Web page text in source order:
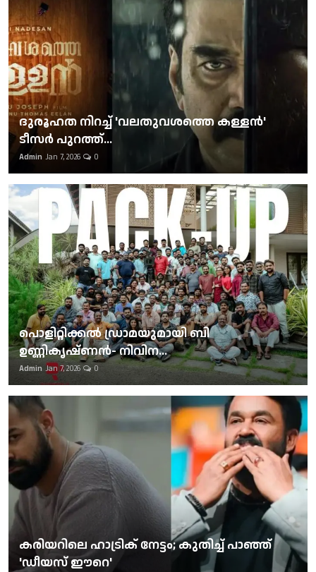
ദുരൂഹത നിറച്ച് 'വലതുവശത്തെ കള്ളന്‍'
ടീസര്‍ പുറത്ത്...
Admin Jan 7, 2026 0
പൊളിറ്റിക്കല്‍ ഡ്രാമയുമായി ബി
ഉണ്ണികൃഷ്ണന്‍- നിവിന...
Admin Jan 7, 2026 0
കരിയറിലെ ഹാട്രിക് നേട്ടം; കുതിച്ച് പാഞ്ഞ്
'ഡീയസ് ഈറെ'